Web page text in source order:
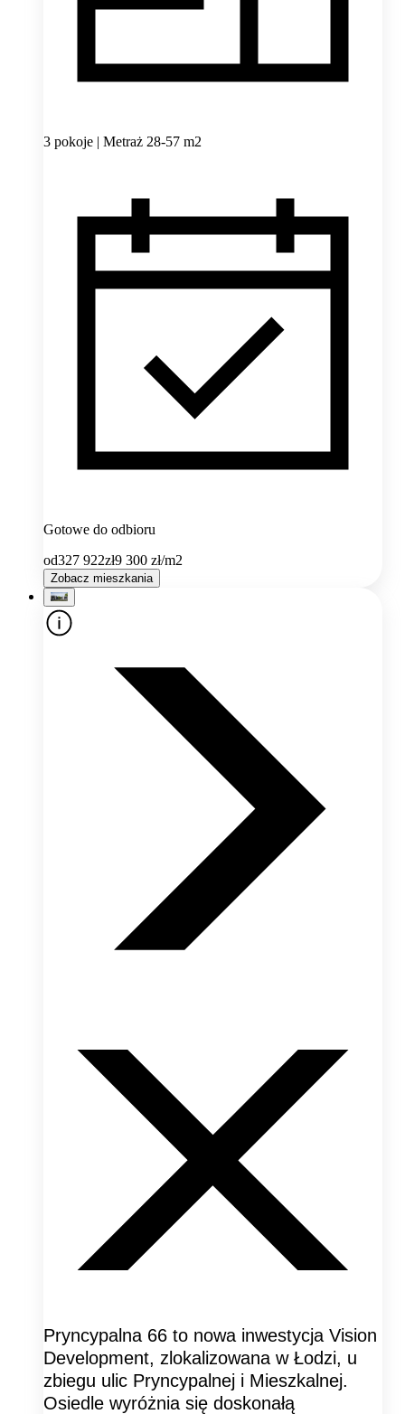
3 pokoje | Metraż 28-57 m2
Gotowe do odbioru
od327 922zł9 300 zł/m2
Zobacz mieszkania
Pryncypalna 66 to nowa inwestycja Vision
Development, zlokalizowana w Łodzi, u
zbiegu ulic Pryncypalnej i Mieszkalnej.
Osiedle wyróżnia się doskonałą